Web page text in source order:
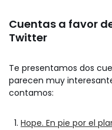
Cuentas a favor
Twitter
Te presentamos dos
parecen muy
contamos:
Hope. En pie por el